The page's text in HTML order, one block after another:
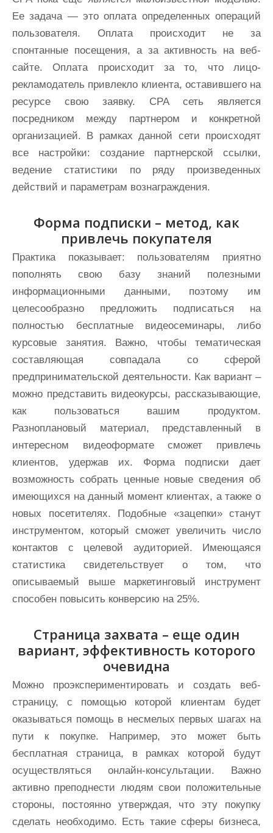
Ее задача — это оплата определенных операций
пользователя. Оплата происходит не за
спонтанные посещения, а за активность на веб-
сайте. Оплата происходит за то, что лицо-
рекламодатель привлекло клиента, оставившего на
ресурсе свою заявку. СРА сеть является
посредником между партнером и конкретной
организацией. В рамках данной сети происходят
все настройки: создание партнерской ссылки,
ведение статистики по ряду произведенных
действий и параметрам вознаграждения.
Форма подписки – метод, как
привлечь покупателя
Практика показывает: пользователям приятно
пополнять свою базу знаний полезными
информационными данными, поэтому им
целесообразно предложить подписаться на
полностью бесплатные видеосеминары, либо
курсовые занятия. Важно, чтобы тематическая
составляющая совпадала со сферой
предпринимательской деятельности. Как вариант –
можно представить видеокурсы, рассказывающие,
как пользоваться вашим продуктом.
Разноплановый материал, представленный в
интересном видеоформате сможет привлечь
клиентов, удержав их. Форма подписки дает
возможность собрать ценные новые сведения об
имеющихся на данный момент клиентах, а также о
новых посетителях. Подобные «зацепки» станут
инструментом, который сможет увеличить число
контактов с целевой аудиторией. Имеющаяся
статистика свидетельствует о том, что
описываемый выше маркетинговый инструмент
способен повысить конверсию на 25%.
Страница захвата – еще один
вариант, эффективность которого
очевидна
Можно проэкспериментировать и создать веб-
страницу, с помощью которой клиентам будет
оказываться помощь в несмелых первых шагах на
пути к покупке. Например, это может быть
бесплатная страница, в рамках которой будут
осуществляться онлайн-консультации. Важно
активно преподнести людям свои положительные
стороны, постоянно утверждая, что эту покупку
сделать необходимо. Есть такие сферы бизнеса,